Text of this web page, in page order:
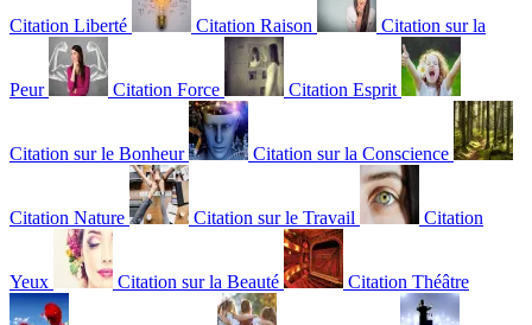
Citation Liberté Citation Raison Citation sur la
Peur Citation Force Citation Esprit
Citation sur le Bonheur Citation sur la Conscience
Citation Nature Citation sur le Travail Citation
Yeux Citation sur la Beauté Citation Théâtre